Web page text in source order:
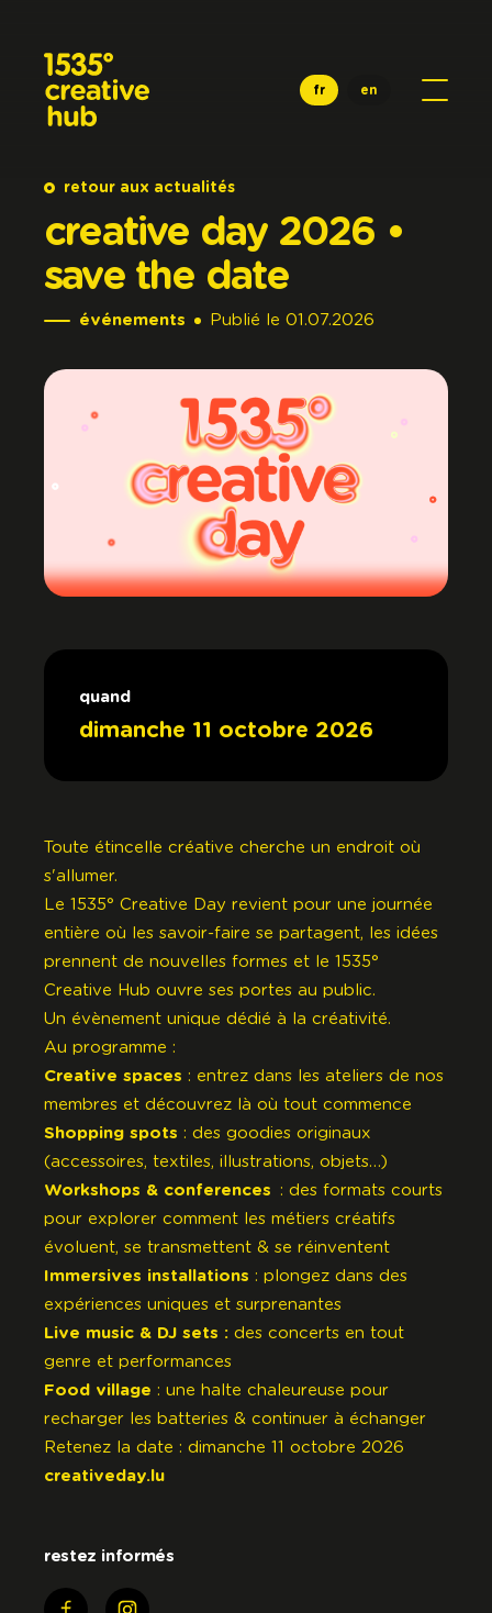
fr en
retour aux actualités
creative day 2026 •
save the date
événements Publié le 01.07.2026
quand
dimanche 11 octobre 2026
Toute étincelle créative cherche un endroit où
s'allumer.
Le 1535° Creative Day revient pour une journée
entière où les savoir-faire se partagent, les idées
prennent de nouvelles formes et le 1535°
Creative Hub ouvre ses portes au public.
Un évènement unique dédié à la créativité.
Au programme :
Creative spaces : entrez dans les ateliers de nos
membres et découvrez là où tout commence
Shopping spots : des goodies originaux
(accessoires, textiles, illustrations, objets…)
Workshops & conferences
: des formats courts
pour explorer comment les métiers créatifs
évoluent, se transmettent & se réinventent
Immersives installations : plongez dans des
expériences uniques et surprenantes
Live music & DJ sets : des concerts en tout
genre et performances
Food village : une halte chaleureuse pour
recharger les batteries & continuer à échanger
Retenez la date : dimanche 11 octobre 2026
creativeday.lu
restez informés